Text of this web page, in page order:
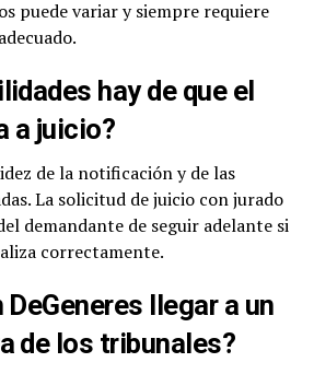
puede variar y siempre requiere
hay de que el
a juicio?
de la notificación y de las
La solicitud de juicio con jurado
demandante de seguir adelante si
correctamente.
llegar a un
de los tribunales?